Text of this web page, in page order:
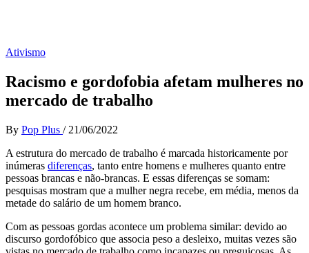
Ativismo
Racismo e gordofobia afetam mulheres no
mercado de trabalho
By Pop Plus / 21/06/2022
A estrutura do mercado de trabalho é marcada historicamente por
inúmeras diferenças, tanto entre homens e mulheres quanto entre
pessoas brancas e não-brancas. E essas diferenças se somam:
pesquisas mostram que a mulher negra recebe, em média, menos da
metade do salário de um homem branco.
Com as pessoas gordas acontece um problema similar: devido ao
discurso gordofóbico que associa peso a desleixo, muitas vezes são